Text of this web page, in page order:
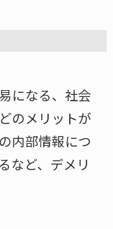
になる、社会
のメリットが
内部情報につ
など、デメリ